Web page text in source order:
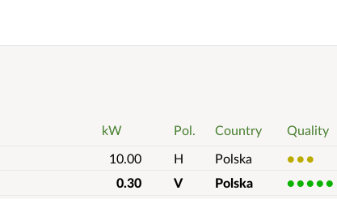
kW Pol. Country Quality
10.00 H Polska 3
0.30 V Polska 5